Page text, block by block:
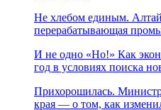
Не хлебом единым.
перерабатывающая
И не одно «Но!» Как
год в условиях поиска
Прихорошилась.
края — о том, как